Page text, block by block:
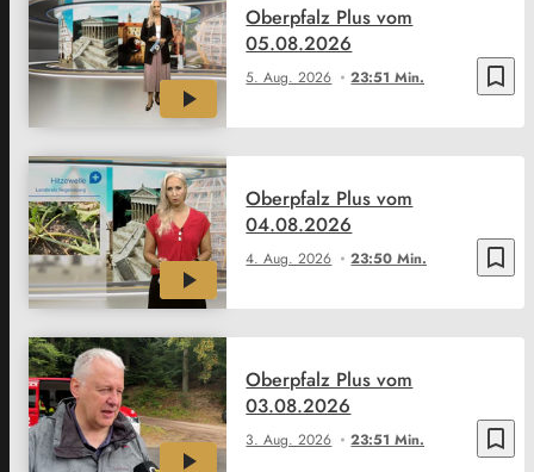
bookmark_border
5. Aug. 2026 23:51 Min.
Oberpfalz Plus vom
05.08.2026
bookmark_border
4. Aug. 2026 23:50 Min.
Oberpfalz Plus vom
04.08.2026
bookmark_border
3. Aug. 2026 23:51 Min.
Oberpfalz Plus vom
03.08.2026